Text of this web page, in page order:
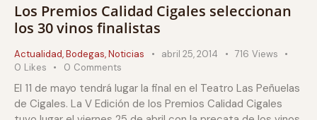
Los Premios Calidad Cigales seleccionan
los 30 vinos finalistas
Actualidad,Bodegas,Noticias abril 25, 2014 716 Views
0 Likes 0 Comments
El 11 de mayo tendrá lugar la final en el Teatro Las Peñuelas
de Cigales. La V Edición de los Premios Calidad Cigales